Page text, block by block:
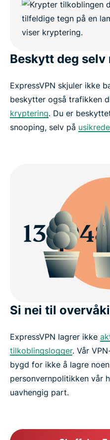
Beskytt deg
ExpressVPN skjuler ikke
beskytter også trafikken
kryptering. Du er
snooping, selv på
Si nei til
ExpressVPN lagrer ikke
tilkoblingslogger. Vår
bygd for ikke å lagre
personvernpolitikken vår
uavhengig part.